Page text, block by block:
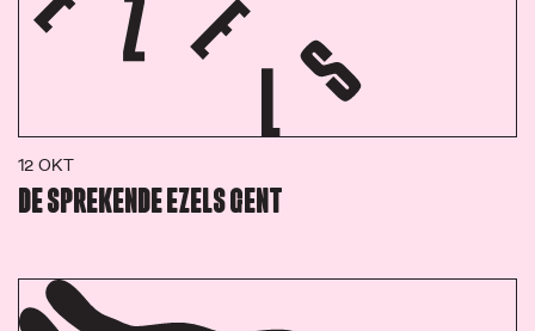
12 OKT
DE SPREKENDE EZELS GENT